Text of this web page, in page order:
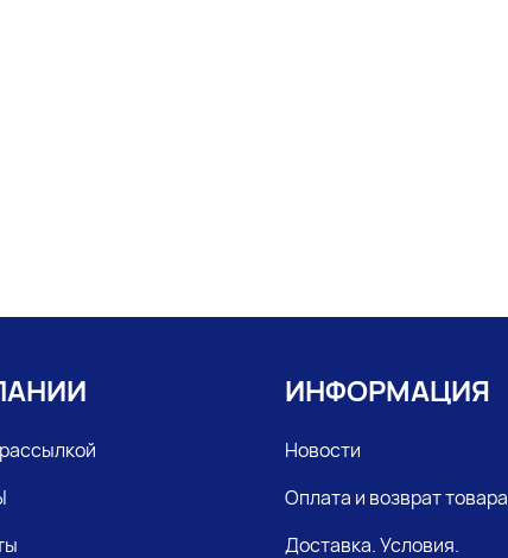
ИНФОРМАЦИЯ
Новости
Оплата и возврат товара
Доставка. Условия.